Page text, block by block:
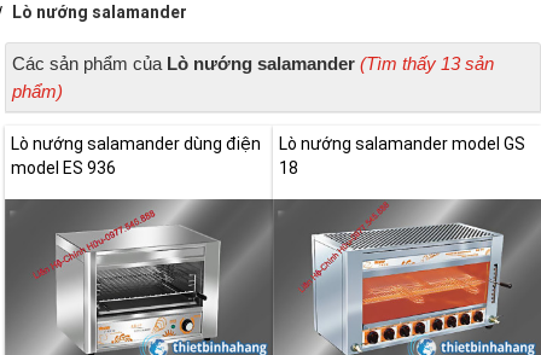
Lò nướng salamander
Các sản phẩm của Lò nướng salamander (Tìm thấy 13 sản
phẩm)
Lò nướng salamander dùng điện
model ES 936
Lò nướng salamander model GS
18